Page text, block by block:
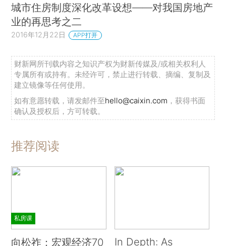
城市住房制度深化改革设想——对我国房地产
业的再思考之二
2016年12月22日 APP打开
财新网所刊载内容之知识产权为财新传媒及/或相关权利人
专属所有或持有。未经许可，禁止进行转载、摘编、复制及
建立镜像等任何使用。
如有意愿转载，请发邮件至hello@caixin.com ，获得书面
确认及授权后，方可转载。
推荐阅读
私房课
向松祚：宏观经济70
In Depth: As